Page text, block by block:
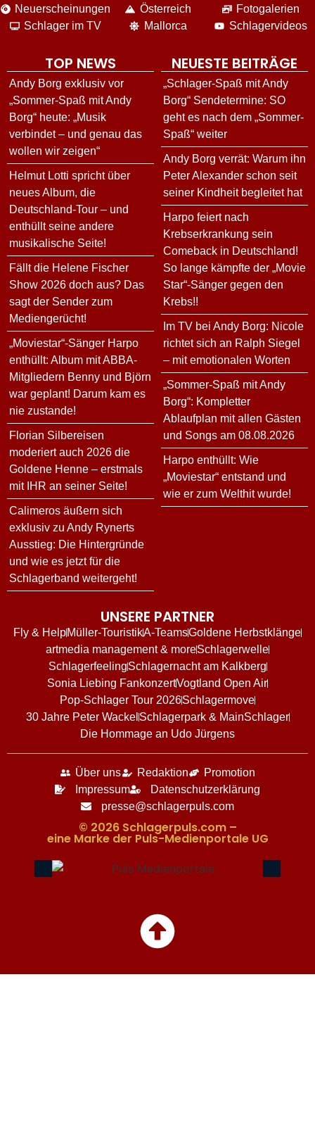
Neuerscheinungen
Schlager im TV
Österreich
Mallorca
Fotogalerien
Schlagervideos
TOP NEWS
Andy Borg exklusiv vor
„Sommer-Spaß mit Andy
Borg“ heute: „Musik
verbindet – und genau das
wollen wir zeigen“
Helmut Lotti spricht über
neues Album, die
Deutschland-Tour – und
enthüllt seine andere
musikalische Seite!
Fällt die Helene Fischer
Show 2026 doch aus? Das
sagt der Sender zum
Mediengerücht!
„Moviestar“-Sänger Harpo
enthüllt: Album mit ABBA-
Mitgliedern Benny und Björn
war geplant! Darum kam es
nie zustande!
Florian Silbereisen
moderiert auch 2026 die
Goldene Henne – erstmals
mit IHR an seiner Seite!
Calimeros äußern sich
exklusiv zu Andy Rynerts
Ausstieg: Die Hintergründe
und wie es jetzt für die
Schlagerband weitergeht!
NEUESTE BEITRÄGE
„Schlager-Spaß mit Andy
Borg“ Sendetermine: SO
geht es nach dem „Sommer-
Spaß“ weiter
Andy Borg verrät: Warum ihn
Peter Alexander schon seit
seiner Kindheit begleitet hat
Harpo feiert nach
Krebserkrankung sein
Comeback in Deutschland!
So lange kämpfte der „Movie
Star“-Sänger gegen den
Krebs!!
Im TV bei Andy Borg: Nicole
richtet sich an Ralph Siegel
– mit emotionalen Worten
„Sommer-Spaß mit Andy
Borg“: Kompletter
Ablaufplan mit allen Gästen
und Songs am 08.08.2026
Harpo enthüllt: Wie
„Moviestar“ entstand und
wie er zum Welthit wurde!
UNSERE PARTNER
Fly & HelpMüller-TouristikA-TeamsGoldene Herbstklänge
artmedia management & moreSchlagerwelle
SchlagerfeelingSchlagernacht am Kalkberg
Sonia Liebing FankonzertVogtland Open Air
Pop-Schlager Tour 2026Schlagermove
30 Jahre Peter Wackel Schlagerpark & MainSchlager
Die Hommage an Udo Jürgens
Über uns Redaktion
Promotion
Impressum
Datenschutzerklärung
presse@schlagerpuls.com
© 2026 Schlagerpuls.com –
eine Marke der Puls-Medienportale UG​